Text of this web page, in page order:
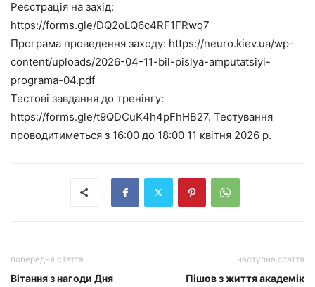
Реєстрація на захід:
https://forms.gle/DQ2oLQ6c4RF1FRwq7
Програма проведення заходу: https://neuro.kiev.ua/wp-
content/uploads/2026-04-11-bil-pislya-amputatsiyi-
programa-04.pdf
Тестові завдання до тренінгу:
https://forms.gle/t9QDCuK4h4pFhHB27. Тестування
проводитиметься з 16:00 до 18:00 11 квітня 2026 р.
попередня стаття
Вітання з нагоди Дня
наступна стаття
Пішов з життя академік